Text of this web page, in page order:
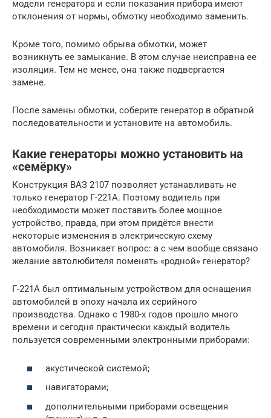
модели генератора и если показания прибора имеют
отклонения от нормы, обмотку необходимо заменить.
Кроме того, помимо обрыва обмотки, может
возникнуть ее замыкание. В этом случае неисправна ее
изоляция. Тем не менее, она также подвергается
замене.
После замены обмотки, соберите генератор в обратной
последовательности и установите на автомобиль.
Какие генераторы можно установить на
«семёрку»
Конструкция ВАЗ 2107 позволяет устанавливать не
только генератор Г-221А. Поэтому водитель при
необходимости может поставить более мощное
устройство, правда, при этом придётся внести
некоторые изменения в электрическую схему
автомобиля. Возникает вопрос: а с чем вообще связано
желание автолюбителя поменять «родной» генератор?
Г-221А был оптимальным устройством для оснащения
автомобилей в эпоху начала их серийного
производства. Однако с 1980-х годов прошло много
времени и сегодня практически каждый водитель
пользуется современными электронными приборами:
акустической системой;
навигаторами;
дополнительными приборами освещения